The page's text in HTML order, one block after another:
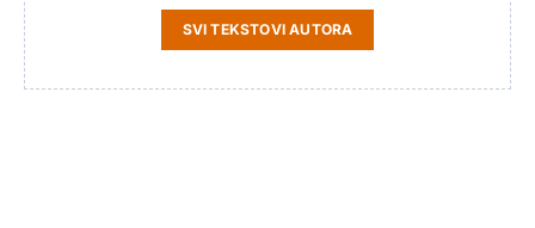
SVI TEKSTOVI AUTORA